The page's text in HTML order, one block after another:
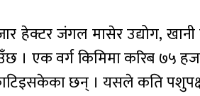
हेक्टर जंगल मासेर उद्योग,
। एक वर्ग किमिमा करिब ७५
छन् । यसले कति